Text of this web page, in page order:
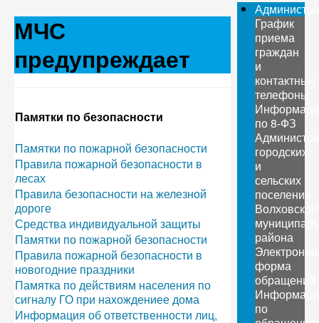
МЧС
предупреждает
Памятки по безопасности
Памятки по пожарной безопасности
Правила пожарной безопасности в
лесах
Правила безопасности на железной
дороге
Средства индивидуальной защиты
Памятки по пожарной безопасности
Правила пожарной безопасности в
новогодние праздники
Памятка по действиям населения по
сигналу ГО при нахождениее дома
Информация об ответственности лиц,
График
приема
граждан
и
контактные
телефоны
по 8-ФЗ
городских
и
сельских
поселений
района
форма
обращений
по